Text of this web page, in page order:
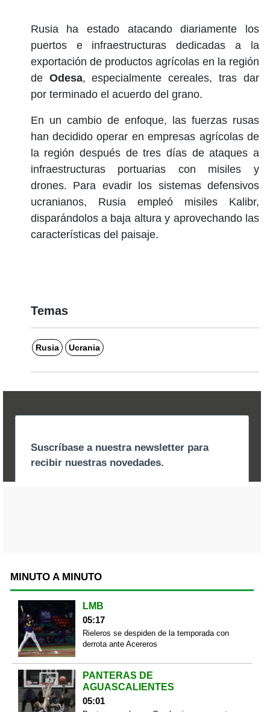
Rusia ha estado atacando diariamente los
puertos e infraestructuras dedicadas a la
exportación de productos agrícolas en la región
de Odesa, especialmente cereales, tras dar
por terminado el acuerdo del grano.
En un cambio de enfoque, las fuerzas rusas
han decidido operar en empresas agrícolas de
la región después de tres días de ataques a
infraestructuras portuarias con misiles y
drones. Para evadir los sistemas defensivos
ucranianos, Rusia empleó misiles Kalibr,
disparándolos a baja altura y aprovechando las
características del paisaje.
Temas
Rusia Ucrania
MINUTO A MINUTO
LMB
05:17
Rieleros se despiden de la temporada con
derrota ante Acereros
PANTERAS DE
AGUASCALIENTES
05:01